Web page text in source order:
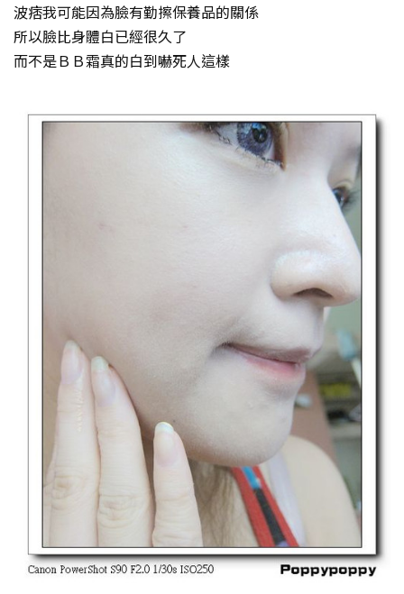
波痞我可能因為臉有勤擦保養品的關係
所以臉比身體白已經很久了
而不是ＢＢ霜真的白到嚇死人這樣